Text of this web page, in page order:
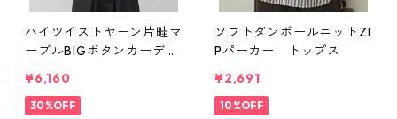
ハイツイストヤーン片畦マ
ーブルBIGボタンカーディ
¥6,160
30%OFF
ソフトダンボールニットZI
Pパーカー トップス
¥2,691
10%OFF